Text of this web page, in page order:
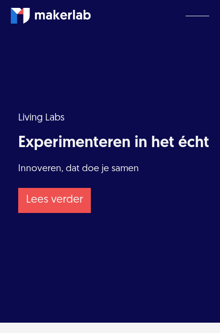
Living Labs
Experimenteren in het écht
Innoveren, dat doe je samen
Lees verder